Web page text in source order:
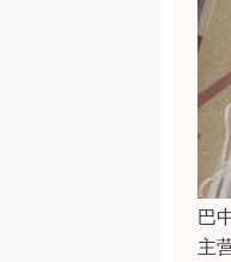
巴
主